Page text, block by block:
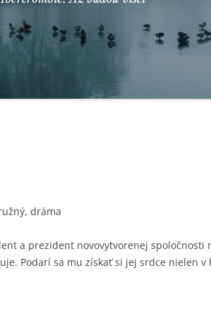
dráma
a prezident novovytvorenej spoločnosti
Podarí sa mu získať si jej srdce nielen v